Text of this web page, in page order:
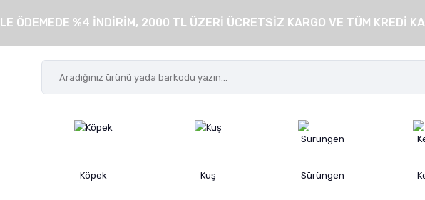
ÖDEMEDE %4 İNDİRİM, 2000 TL ÜZERİ ÜCRETSİZ KARGO VE TÜM KREDİ
Köpek Kuş Sürüngen